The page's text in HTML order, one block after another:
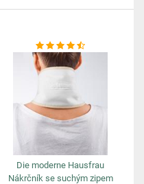
Die moderne Hausfrau
Nákrčník se suchým zipem